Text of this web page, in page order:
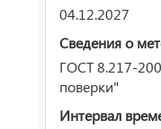
04.12.2027
Сведения о
ГОСТ 8.217-
поверки"
Интервал